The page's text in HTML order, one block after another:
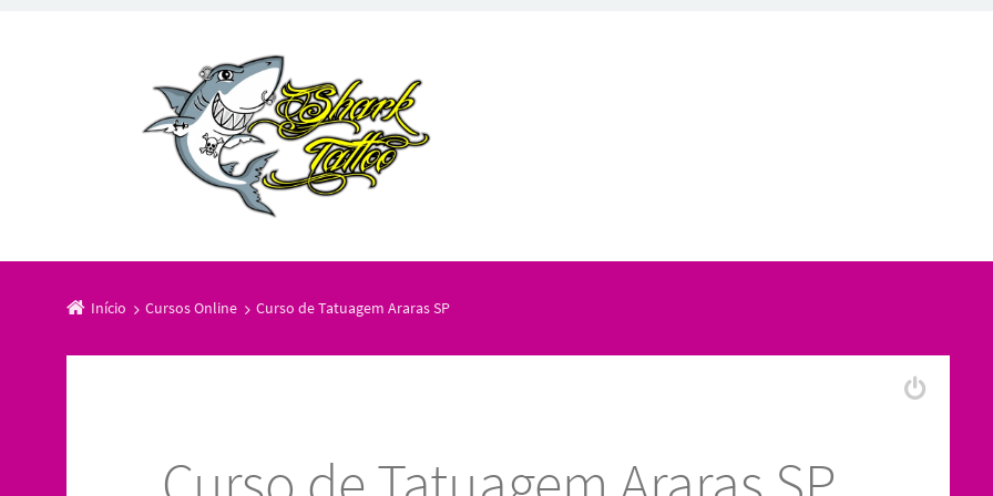
Início Cursos Online Curso de Tatuagem Araras SP